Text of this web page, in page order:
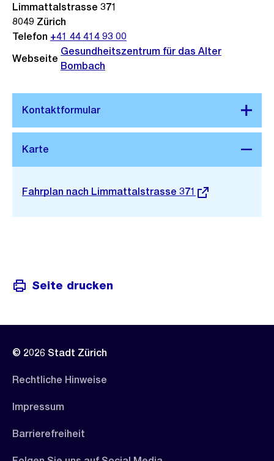
Stadtplan 3D
Externer
Fahrplan nach Limmattalstrasse 371
Limmattalstrasse 371
8049 Zürich
Telefon +41 44 414 93 00
Webseite
Gesundheitszentrum für das Alter
Bombach
Seite drucken
© 2026 Stadt Zürich
Rechtliche Hinweise
Impressum
Barrierefreiheit